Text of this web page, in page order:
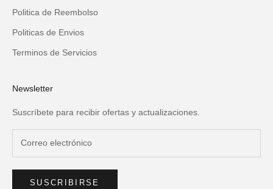
Politica de Reembolso
Politicas de Envios
Terminos de Servicios
Newsletter
Suscríbete para recibir ofertas y actualizaciones.
SUSCRIBIRSE